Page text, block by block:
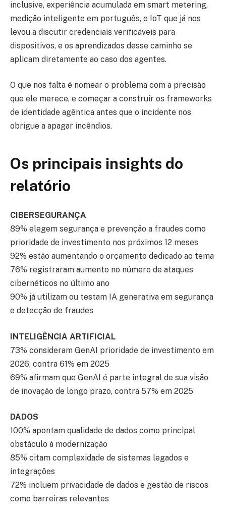
inclusive, experiência acumulada em smart metering,
medição inteligente em português, e IoT que já nos
levou a discutir credenciais verificáveis para
dispositivos, e os aprendizados desse caminho se
aplicam diretamente ao caso dos agentes.
O que nos falta é nomear o problema com a precisão
que ele merece, e começar a construir os frameworks
de identidade agêntica antes que o incidente nos
obrigue a apagar incêndios.
Os principais insights do
relatório
CIBERSEGURANÇA
89% elegem segurança e prevenção a fraudes como
prioridade de investimento nos próximos 12 meses
92% estão aumentando o orçamento dedicado ao tema
76% registraram aumento no número de ataques
cibernéticos no último ano
90% já utilizam ou testam IA generativa em segurança
e detecção de fraudes
INTELIGÊNCIA ARTIFICIAL
73% consideram GenAI prioridade de investimento em
2026, contra 61% em 2025
69% afirmam que GenAI é parte integral de sua visão
de inovação de longo prazo, contra 57% em 2025
DADOS
100% apontam qualidade de dados como principal
obstáculo à modernização
85% citam complexidade de sistemas legados e
integrações
72% incluem privacidade de dados e gestão de riscos
como barreiras relevantes